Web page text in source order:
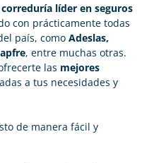
correduría líder en seguros
con prácticamente todas
país, como Adeslas,
, entre muchas otras.
las mejores
a tus necesidades y
de manera fácil y